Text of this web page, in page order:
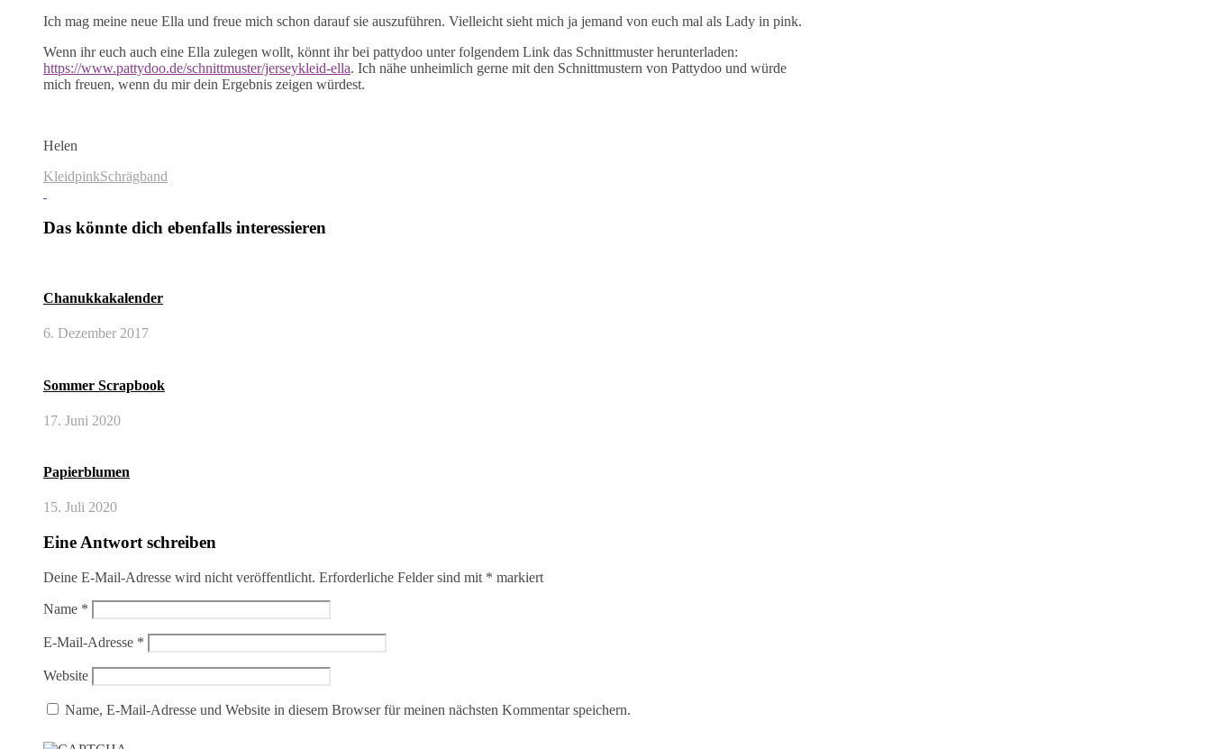
Ich mag meine neue Ella und freue mich schon darauf sie auszuführen. Vielleicht sieht mich ja jemand von euch mal als Lady in pink.
Wenn ihr euch auch eine Ella zulegen wollt, könnt ihr bei pattydoo unter folgendem Link das Schnittmuster herunterladen:
https://www.pattydoo.de/schnittmuster/jerseykleid-ella. Ich nähe unheimlich gerne mit den Schnittmustern von Pattydoo und würde
mich freuen, wenn du mir dein Ergebnis zeigen würdest.
Helen
KleidpinkSchrägband
Das könnte dich ebenfalls interessieren
Chanukkakalender
6. Dezember 2017
Sommer Scrapbook
17. Juni 2020
Papierblumen
15. Juli 2020
Eine Antwort schreiben
Deine E-Mail-Adresse wird nicht veröffentlicht. Erforderliche Felder sind mit * markiert
Name *
E-Mail-Adresse *
Website
Name, E-Mail-Adresse und Website in diesem Browser für meinen nächsten Kommentar speichern.